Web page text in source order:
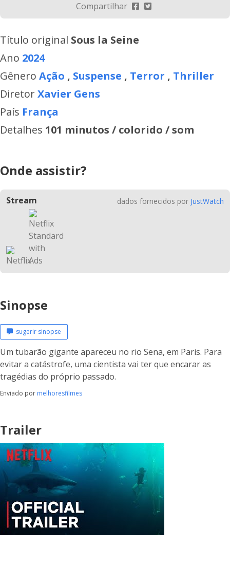
Compartilhar
Título original Sous la Seine
Ano 2024
Gênero Ação , Suspense , Terror , Thriller
DiretorXavier Gens
País França
Detalhes 101 minutos / colorido / som
Onde assistir?
Stream dados fornecidos por JustWatch
Sinopse
sugerir sinopse
Um tubarão gigante apareceu no rio Sena, em Paris. Para
evitar a catástrofe, uma cientista vai ter que encarar as
tragédias do próprio passado.
Enviado por melhoresfilmes
Trailer